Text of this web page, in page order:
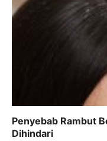
Penyebab Rambut
Dihindari